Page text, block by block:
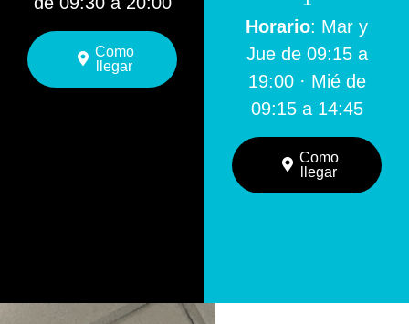
Como
llegar
Horario: Mar y
Jue de 09:15 a
19:00 · Mié de
09:15 a 14:45
Como
llegar